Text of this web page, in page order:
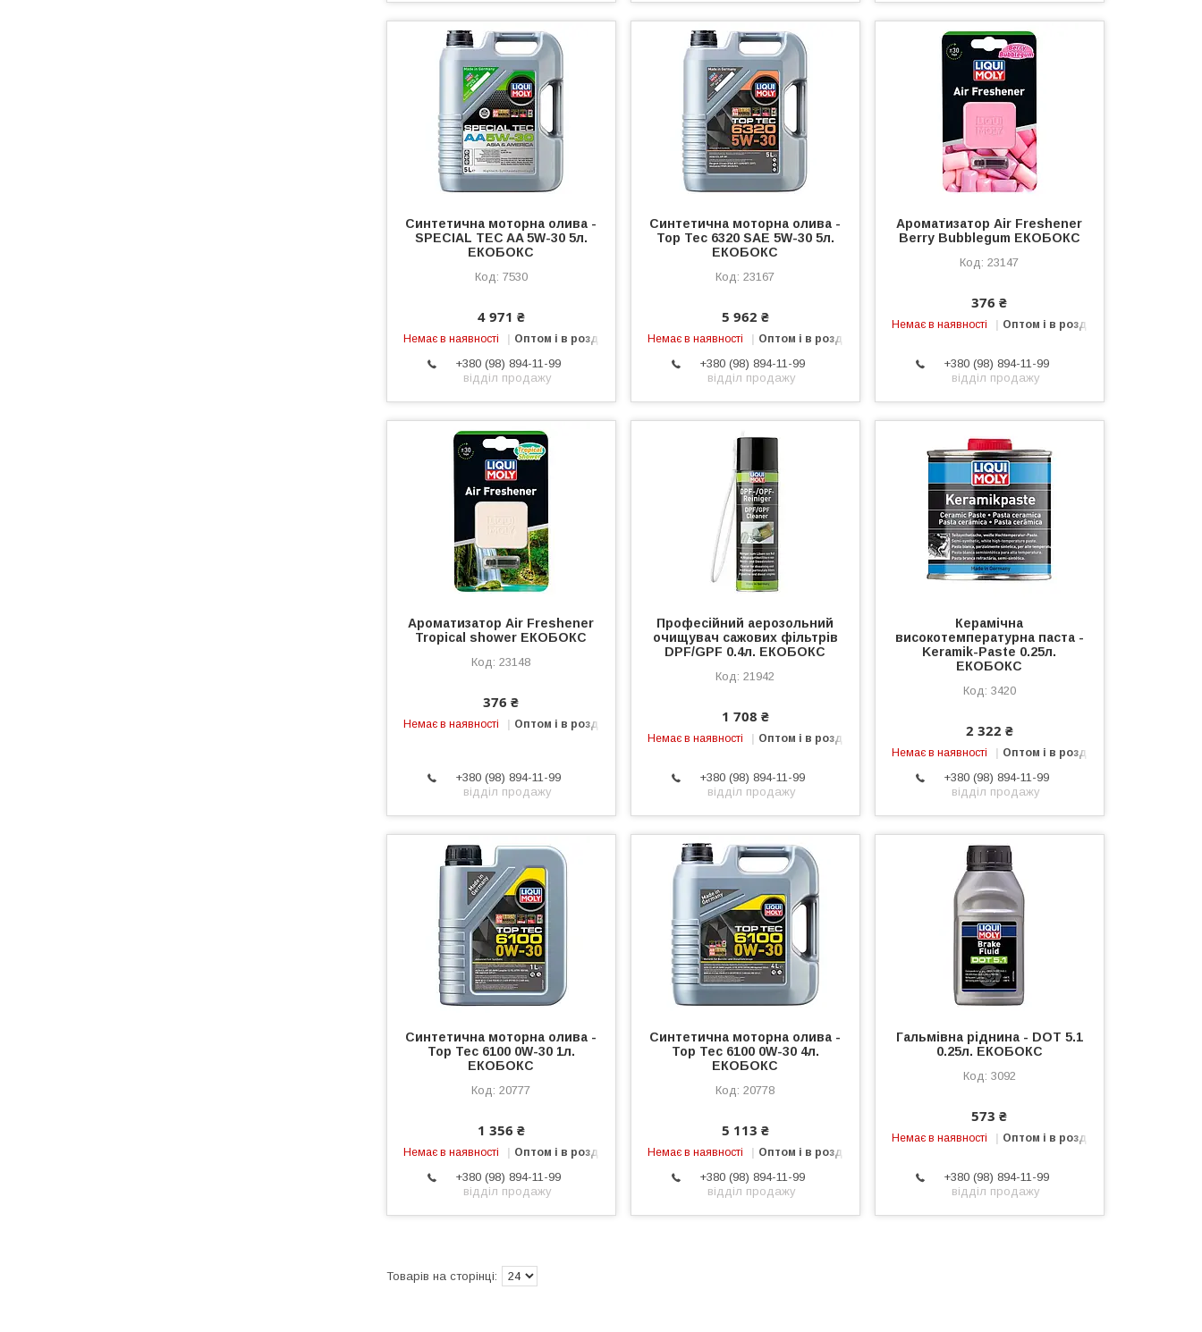
Синтетична моторна олива -
SPECIAL TEC AA 5W-30 5л.
ЕКОБОКС
7530
4 971 ₴
Немає в наявності Оптом і в роздріб
+380 (98) 894-11-99
відділ продажу
Синтетична моторна олива -
Top Tec 6320 SAE 5W-30 5л.
ЕКОБОКС
23167
5 962 ₴
Немає в наявності Оптом і в роздріб
+380 (98) 894-11-99
відділ продажу
Ароматизатор Air Freshener
Berry Bubblegum ЕКОБОКС
23147
376 ₴
Немає в наявності Оптом і в роздріб
+380 (98) 894-11-99
відділ продажу
Ароматизатор Air Freshener
Tropical shower ЕКОБОКС
23148
376 ₴
Немає в наявності Оптом і в роздріб
+380 (98) 894-11-99
відділ продажу
Професійний аерозольний
очищувач сажових фільтрів
DPF/GPF 0.4л. ЕКОБОКС
21942
1 708 ₴
Немає в наявності Оптом і в роздріб
+380 (98) 894-11-99
відділ продажу
Керамічна
високотемпературна паста -
Keramik-Paste 0.25л.
ЕКОБОКС
3420
2 322 ₴
Немає в наявності Оптом і в роздріб
+380 (98) 894-11-99
відділ продажу
Синтетична моторна олива -
Top Tec 6100 0W-30 1л.
ЕКОБОКС
20777
1 356 ₴
Немає в наявності Оптом і в роздріб
+380 (98) 894-11-99
відділ продажу
Синтетична моторна олива -
Top Tec 6100 0W-30 4л.
ЕКОБОКС
20778
5 113 ₴
Немає в наявності Оптом і в роздріб
+380 (98) 894-11-99
відділ продажу
Гальмівна ріднина - DOT 5.1
0.25л. ЕКОБОКС
3092
573 ₴
Немає в наявності Оптом і в роздріб
+380 (98) 894-11-99
відділ продажу